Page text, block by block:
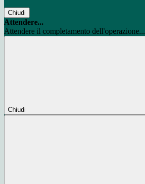
Chiudi
Attendere...
Attendere il completamento dell'operazione...
Chiudi